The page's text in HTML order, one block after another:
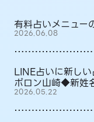
有料占いメニュー
2026.06.08
LINE占いに新し
ポロン山崎◆新姓
2026.05.22